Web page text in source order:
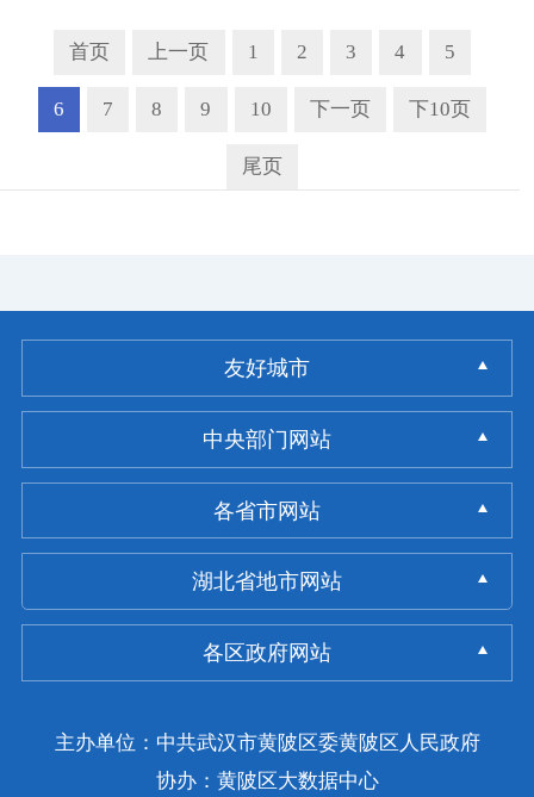
首页 上一页 1 2 3 4 5
6 7 8 9 10 下一页 下10页
尾页
友好城市
中央部门网站
各省市网站
湖北省地市网站
各区政府网站
主办单位：中共武汉市黄陂区委黄陂区人民政府
协办：黄陂区大数据中心